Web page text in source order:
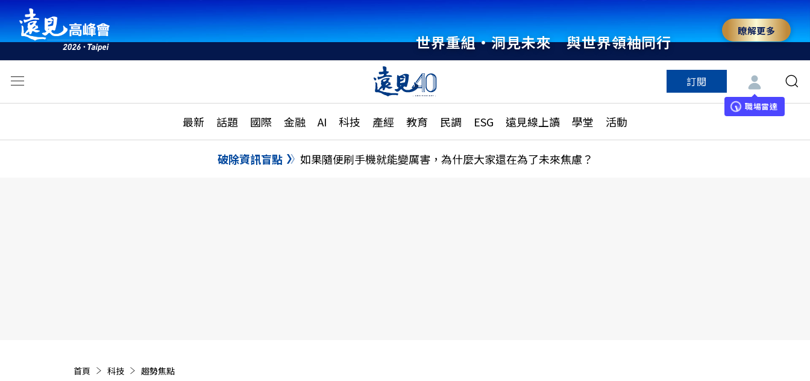
世界重組・洞見未來 與世界領袖同行
瞭解更多
訂閱
職場雷達
最新 話題 國際 金融 AI 科技 產經 教育 民調 ESG 遠見線上讀 學堂 活動
活動
話題
國際
特輯
大學升學、職涯攻略
縣市施政調查全解析
更多訂閱方案
特色頻道
破除資訊盲點 如果隨便刷手機就能變厲害，為什麼大家還在為了未來焦慮？
首頁 科技 趨勢焦點